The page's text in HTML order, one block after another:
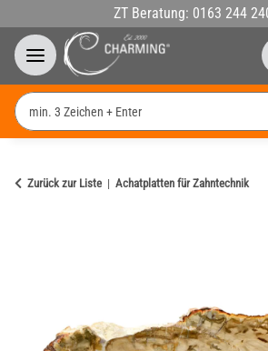
ZT Beratung: 0163 244
Zurück zur Liste Achatplatten für Zahntechnik